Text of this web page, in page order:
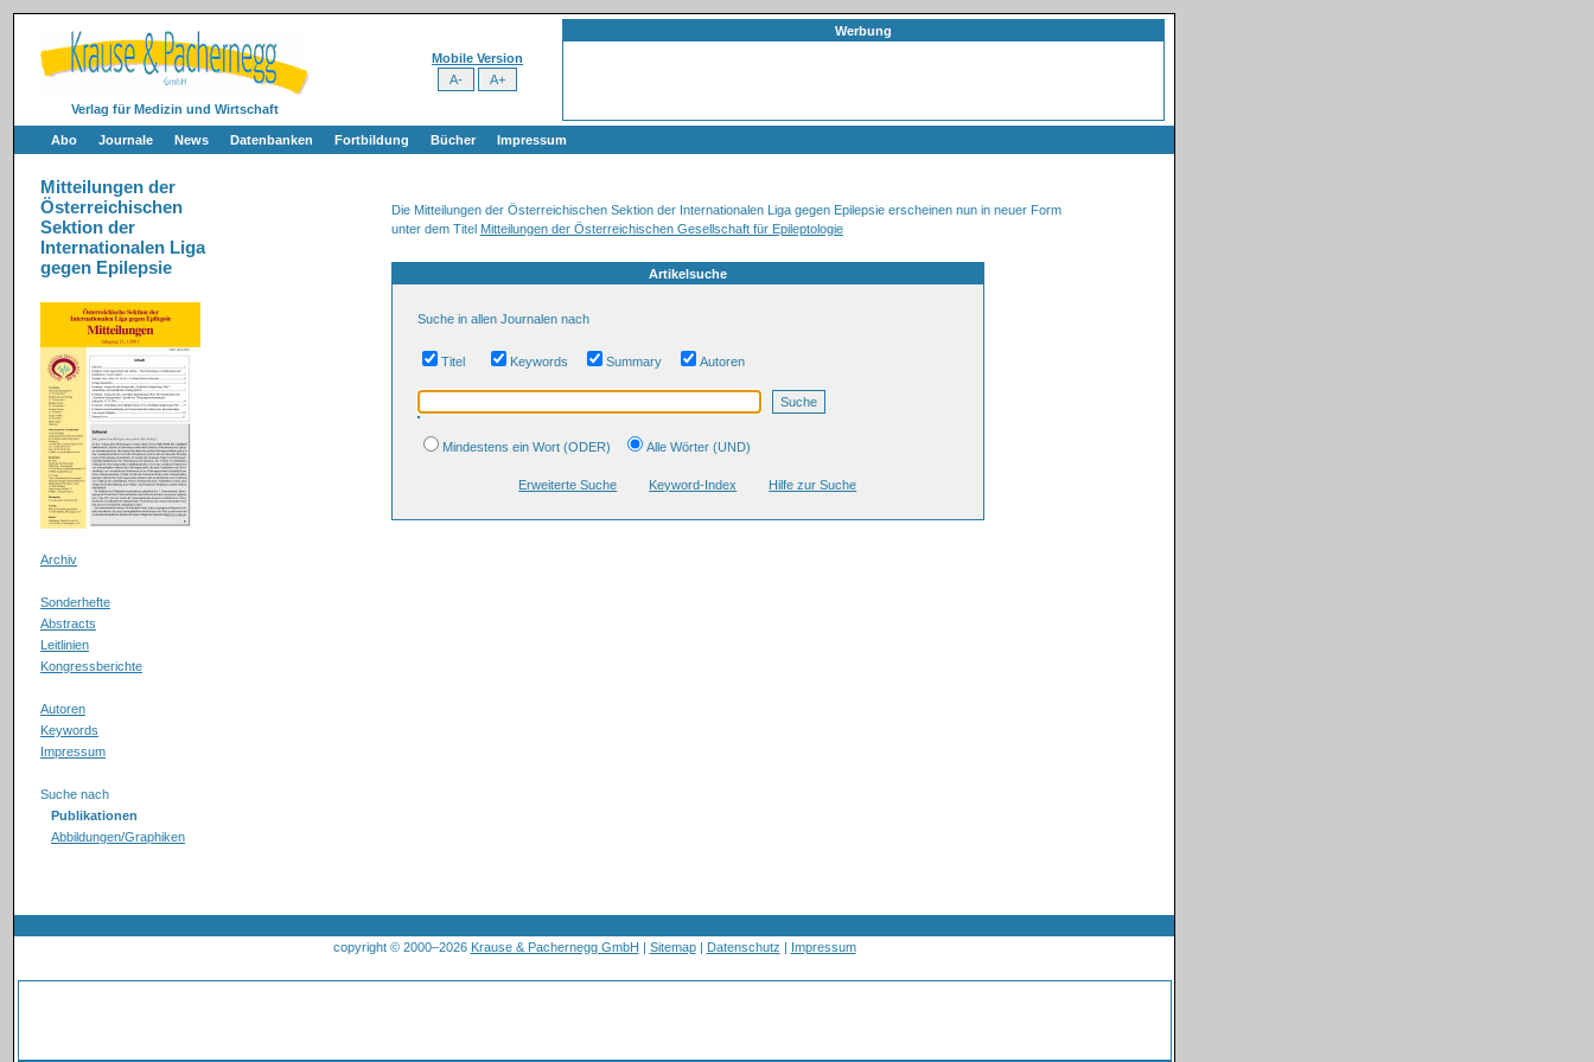
Verlag für Medizin und Wirtschaft
Mobile Version
Werbung
Abo Journale News Datenbanken Fortbildung Bücher Impressum
Mitteilungen der
Österreichischen
Sektion der
Internationalen Liga
gegen Epilepsie
Archiv
Sonderhefte
Abstracts
Leitlinien
Kongressberichte
Autoren
Keywords
Impressum
Suche nach
Publikationen
Abbildungen/Graphiken
Die Mitteilungen der Österreichischen Sektion der Internationalen Liga gegen Epilepsie erscheinen nun in neuer Form
unter dem Titel Mitteilungen der Österreichischen Gesellschaft für Epileptologie
Artikelsuche
Suche in allen Journalen nach
Titel Keywords Summary Autoren
Mindestens ein Wort (ODER) Alle Wörter (UND)
Erweiterte Suche Keyword-Index Hilfe zur Suche
copyright © 2000–2026 Krause & Pachernegg GmbH | Sitemap| Datenschutz | Impressum